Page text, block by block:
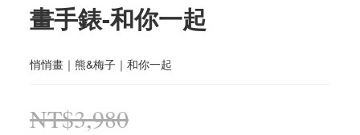
畫手錶-和你一起
悄悄畫｜熊&梅子｜和你一起
NT$3,980